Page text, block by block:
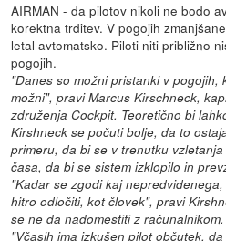
AIRMAN - da pilotov nikoli ne bodo
korektna trditev. V pogojih
letal avtomatsko. Piloti niti približno
pogojih.
"Danes so možni pristanki v pogojih,
možni", pravi Marcus Kirschneck,
združenja Cockpit. Teoretično bi
Kirshneck se počuti bolje, da to
primeru, da bi se v trenutku
časa, da bi se sistem izklopilo in
"Kadar se zgodi kaj
hitro odločiti, kot človek", pravi
se ne da nadomestiti z računalnikom.
"Včasih ima izkušen pilot občutek,